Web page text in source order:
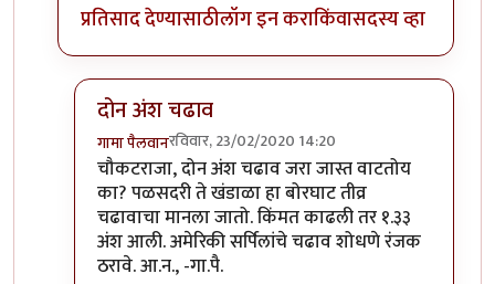
प्रतिसाद देण्यासाठीलॉग इन कराकिंवासदस्य व्हा
दोन अंश चढाव
गामा पैलवानरविवार, 23/02/2020 14:20
In reply toअगदी बरोबरbyचौकटराजा
चौकटराजा, दोन अंश चढाव जरा जास्त वाटतोय
का? पळसदरी ते खंडाळा हा बोरघाट तीव्र
चढावाचा मानला जातो. किंमत काढली तर १.३३
अंश आली. अमेरिकी सर्पिलांचे चढाव शोधणे रंजक
ठरावे. आ.न., -गा.पै.